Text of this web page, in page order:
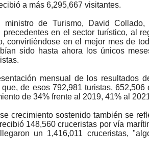
a más 6,295,667 visitantes.
ministro de Turismo, David Collado,
en el sector turístico, al
convirtiéndose en el mejor mes de
sido hasta ahora los únicos
mensual de los resultados
que, de esos 792,981 turistas,
de 34% frente al 2019, 41% al
crecimiento sostenido también se
148,560 cruceristas por vía
un 1,416,011 cruceristas,